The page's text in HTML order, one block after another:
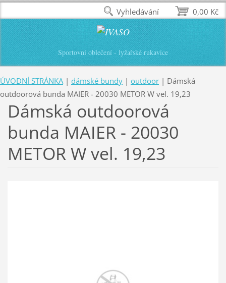
Sportovní oblečení - lyžařské rukavice
ÚVODNÍ STRÁNKA | dámské bundy | outdoor | Dámská
outdoorová bunda MAIER - 20030 METOR W vel. 19,23
Dámská outdoorová
bunda MAIER - 20030
METOR W vel. 19,23
0,00 Kč
Vyhledávání